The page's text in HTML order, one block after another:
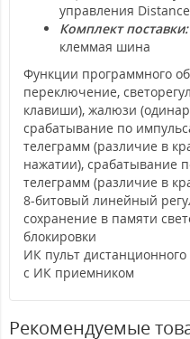
управления
Комплект поставки:
клеммая шина
Функции программного
переключение,
клавиши), жалюзи
срабатывание по
телеграмм (различие в
нажатии), срабатывание
телеграмм (различие в
8-битовый линейный
сохранение в памяти
блокировки
ИК пульт
с ИК приемником
Рекомендуемые